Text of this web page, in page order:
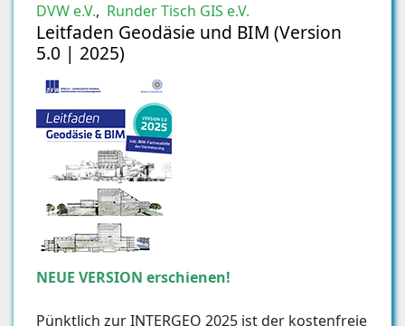
DVW e.V., Runder Tisch GIS e.V.
Leitfaden Geodäsie und BIM (Version
5.0 | 2025)
NEUE VERSION erschienen!
Pünktlich zur INTERGEO 2025 ist der kostenfreie